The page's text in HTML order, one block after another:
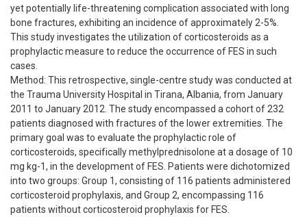
yet potentially life-threatening complication associated with long
bone fractures, exhibiting an incidence of approximately 2-5%.
This study investigates the utilization of corticosteroids as a
prophylactic measure to reduce the occurrence of FES in such
cases.
Method: This retrospective, single-centre study was conducted at
the Trauma University Hospital in Tirana, Albania, from January
2011 to January 2012. The study encompassed a cohort of 232
patients diagnosed with fractures of the lower extremities. The
primary goal was to evaluate the prophylactic role of
corticosteroids, specifically methylprednisolone at a dosage of 10
mg kg-1, in the development of FES. Patients were dichotomized
into two groups: Group 1, consisting of 116 patients administered
corticosteroid prophylaxis, and Group 2, encompassing 116
patients without corticosteroid prophylaxis for FES.